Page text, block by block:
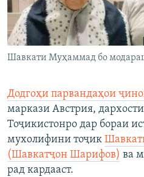
Шавкати Муҳаммад бо
Додгоҳи парвандаҳои
маркази Австрия,
Тоҷикистонро дар бораи
мухолифини тоҷик
(Шавкатҷон Шарифов) ва
рад кардааст.